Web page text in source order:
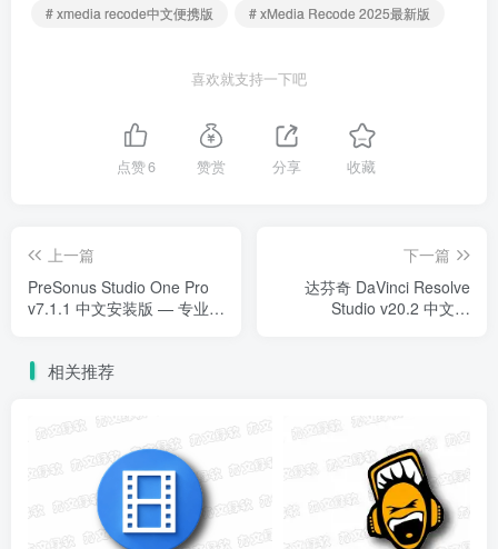
# xmedia recode中文便携版
# xMedia Recode 2025最新版
喜欢就支持一下吧
点赞6 赞赏 分享 收藏
上一篇
PreSonus Studio One Pro
v7.1.1 中文安装版 — 专业级
下一篇
达芬奇 DaVinci Resolve
Studio v20.2 中文安
相关推荐